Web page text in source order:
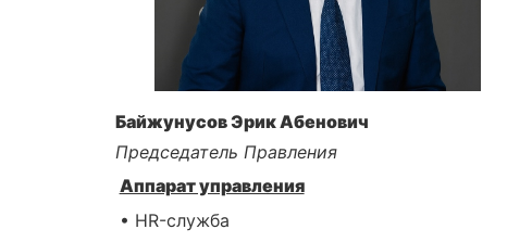
Байжунусов Эрик Абенович
Председатель Правления
Аппарат управления
• HR-служба